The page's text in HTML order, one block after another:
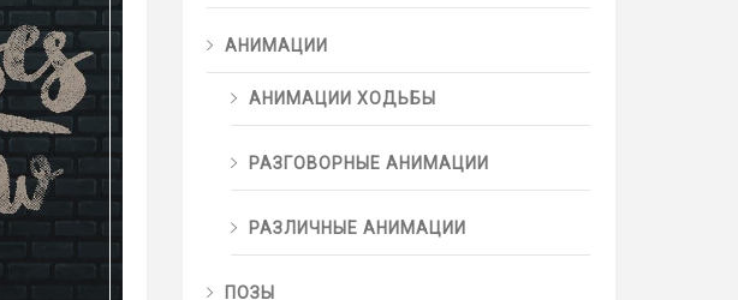
АНИМАЦИИ
АНИМАЦИИ ХОДЬБЫ
РАЗГОВОРНЫЕ АНИМАЦИИ
РАЗЛИЧНЫЕ АНИМАЦИИ
ПОЗЫ